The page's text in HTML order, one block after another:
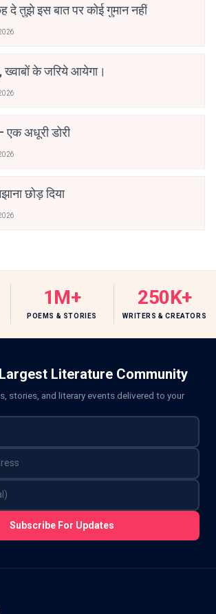
दे तुझे इस बात पर कोई गुमान नहीं
ख्वाबों के जरिये आयेगा।
एक अधूरी डोरी
छोड़ दिया
1M+
POEMS & STORIES
250K+
WRITERS & CREATORS
Literature Community
stories, and literary events delivered to your
Subscribe For Updates